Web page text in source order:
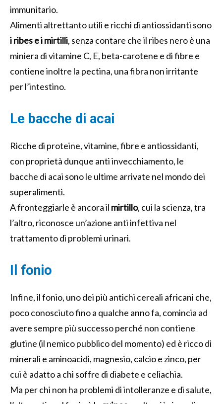
immunitario.
Alimenti altrettanto utili e ricchi di antiossidanti sono
i ribes e i mirtilli, senza contare che il ribes nero è una
miniera di vitamine C, E, beta-carotene e di fibre e
contiene inoltre la pectina, una fibra non irritante
per l’intestino.
Le bacche di acai
Ricche di proteine, vitamine, fibre e antiossidanti,
con proprietà dunque anti invecchiamento, le
bacche di acai sono le ultime arrivate nel mondo dei
superalimenti.
A fronteggiarle è ancora il mirtillo, cui la scienza, tra
l’altro, riconosce un’azione anti infettiva nel
trattamento di problemi urinari.
Il fonio
Infine, il fonio, uno dei più antichi cereali africani che,
poco conosciuto fino a qualche anno fa, comincia ad
avere sempre più successo perché non contiene
glutine (il nemico pubblico del momento) ed è ricco di
minerali e aminoacidi, magnesio, calcio e zinco, per
cui è adatto a chi soffre di diabete e celiachia.
Ma per chi non ha problemi di intolleranze e di salute,